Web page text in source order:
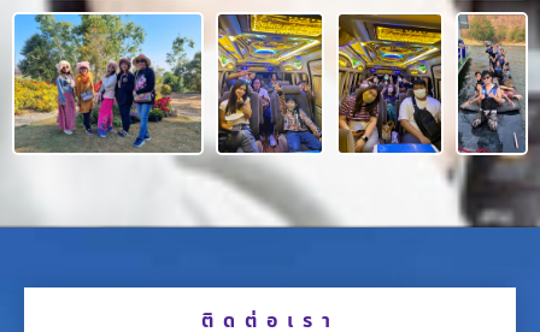
ติดต่อเรา